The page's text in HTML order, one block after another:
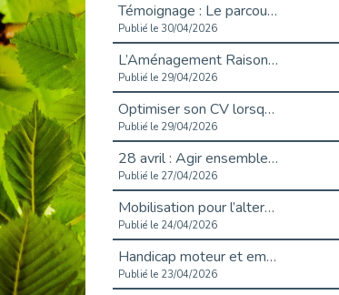
Témoignage : Le parcours de Marc, 44 ans
Publié le 30/04/2026
L’Aménagement Raisonnable : Un Levier pour l’Équité
Publié le 29/04/2026
Optimiser son CV lorsqu’on est en situation de handicap
Publié le 29/04/2026
28 avril : Agir ensemble pour une culture de prévention au travail
Publié le 27/04/2026
Mobilisation pour l’alternance et le handicap
Publié le 24/04/2026
Handicap moteur et emploi : réussir ses recrutements vidéo
Publié le 23/04/2026